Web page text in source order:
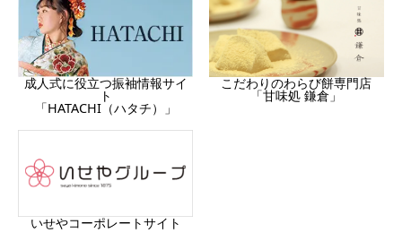
成人式に役立つ振袖情報サイ
ト
「HATACHI（ハタチ）」
こだわりのわらび餅専門店
「甘味処 鎌倉」
いせやコーポレートサイト